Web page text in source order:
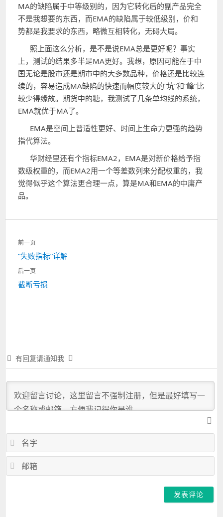
MA的缺陷属于中等级别的，因为它转化后的副产品完全
不是我想要的东西，而EMA的缺陷属于较低级别，价和
势都是我要求的东西，略微互相转化，无碍大局。
照上面这么分析，是不是说EMA总是更好呢？事实
上，测试的结果多半是MA更好。我想，原因可能在于中
国无论是股市还是期市中的大多数品种，价格还是比较连
续的，容易造成MA缺陷的快速而幅度较大的“坑”和“峰”比
较少得缘故。期货中的糖，我测试了几条单均线的系统，
EMA就优于MA了。
EMA是空间上普适性更好、时间上生命力更强的趋势
指代算法。
华财经里还有个指标EMA2，EMA是对新价格给予指
数级权重的，而EMA2用一个等差数列来分配权重的，我
觉得似乎这个算法更合理一点，算是MA和EMA的中庸产
品。
文
章
导
航
前一页
上
一
“失败指标”详解
后一页
下
截断亏损
有回复请通知我